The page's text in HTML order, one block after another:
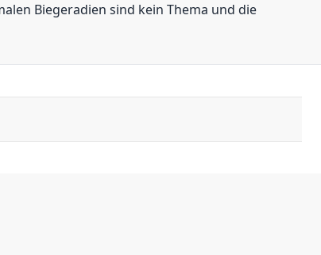
Biegeradien sind kein Thema und die